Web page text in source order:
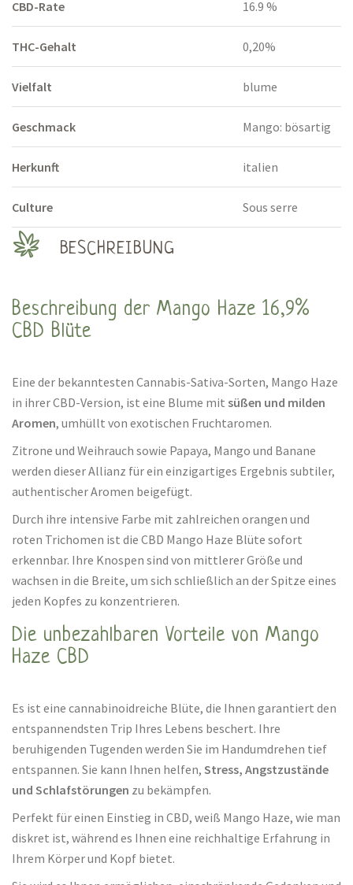
CBD-Rate 16.9 %
THC-Gehalt 0,20%
Vielfalt blume
Geschmack Mango: bösartig
Herkunft italien
Culture Sous serre
BESCHREIBUNG
Beschreibung der Mango Haze 16,9%
CBD Blüte
Eine der bekanntesten Cannabis-Sativa-Sorten, Mango Haze
in ihrer CBD-Version, ist eine Blume mit süßen und milden
Aromen, umhüllt von exotischen Fruchtaromen.
Zitrone und Weihrauch sowie Papaya, Mango und Banane
werden dieser Allianz für ein einzigartiges Ergebnis subtiler,
authentischer Aromen beigefügt.
Durch ihre intensive Farbe mit zahlreichen orangen und
roten Trichomen ist die CBD Mango Haze Blüte sofort
erkennbar. Ihre Knospen sind von mittlerer Größe und
wachsen in die Breite, um sich schließlich an der Spitze eines
jeden Kopfes zu konzentrieren.
Die unbezahlbaren Vorteile von Mango
Haze CBD
Es ist eine cannabinoidreiche Blüte, die Ihnen garantiert den
entspannendsten Trip Ihres Lebens beschert. Ihre
beruhigenden Tugenden werden Sie im Handumdrehen tief
entspannen. Sie kann Ihnen helfen, Stress, Angstzustände
und Schlafstörungen zu bekämpfen.
Perfekt für einen Einstieg in CBD, weiß Mango Haze, wie man
diskret ist, während es Ihnen eine reichhaltige Erfahrung in
Ihrem Körper und Kopf bietet.